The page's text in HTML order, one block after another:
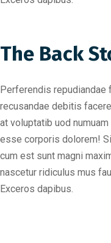
The Back
Perferendis repudiandae
recusandae debitis
at voluptatib uod
esse corporis dolorem!
cum est sunt magni
nascetur ridiculus mus
Exceros dapibus.